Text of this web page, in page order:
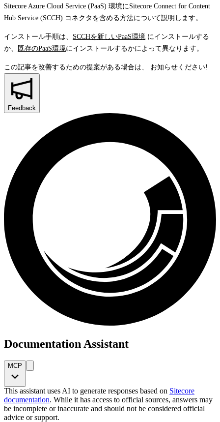
Sitecore Azure Cloud Service (PaaS) 環境にSitecore Connect for Content
Hub Service (SCCH) コネクタを含める方法について説明します。
インストール手順は、 SCCHを新しいPaaS環境 にインストールする
か、
既存のPaaS環境にインストールするかによって異なります。
この記事を改善するための提案がある場合は、 お知らせください!
Feedback
Documentation Assistant
MCP
This assistant uses AI to generate responses based on Sitecore
documentation. While it has access to official sources, answers may
be incomplete or inaccurate and should not be considered official
advice or support.